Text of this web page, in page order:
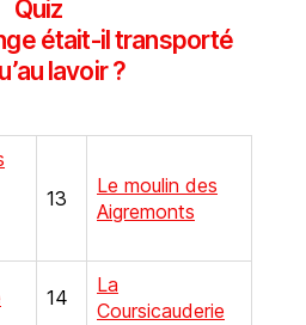
Quiz
était-il transporté
lavoir ?
13
Le moulin des
Aigremonts
14
La
Coursicauderie